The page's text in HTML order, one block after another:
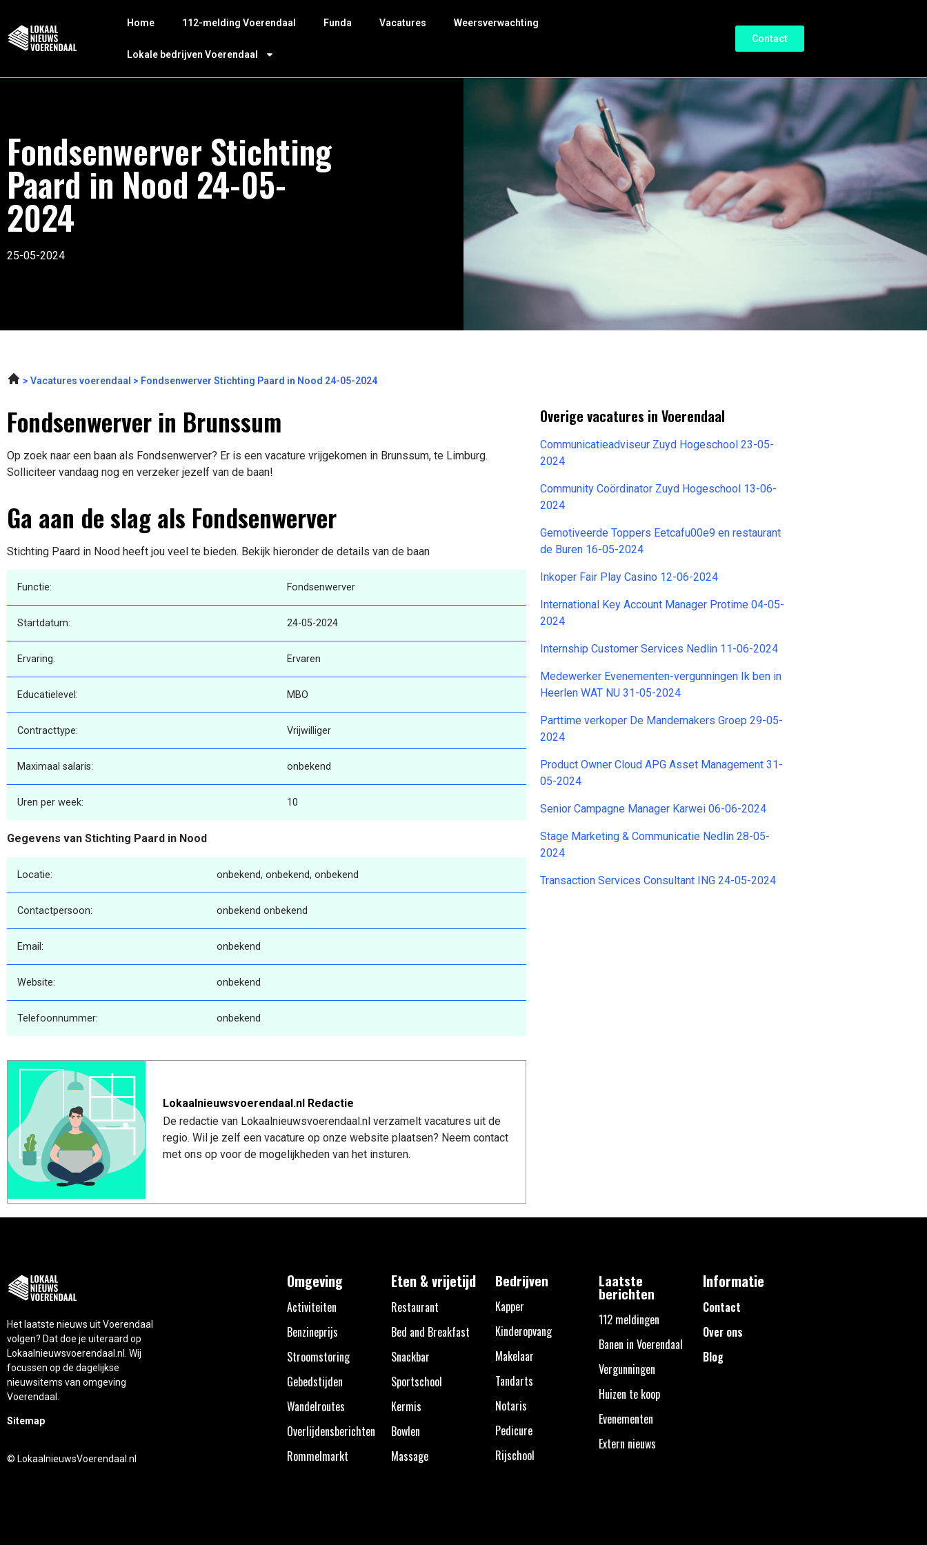
Home 112-melding Voerendaal Funda Vacatures Weersverwachting
Lokale bedrijven Voerendaal
Contact
Fondsenwerver Stichting
Paard in Nood 24-05-
2024
25-05-2024
Vacatures voerendaal Fondsenwerver Stichting Paard in Nood 24-05-2024
Fondsenwerver in Brunssum
Op zoek naar een baan als Fondsenwerver? Er is een vacature vrijgekomen in Brunssum, te Limburg.
Solliciteer vandaag nog en verzeker jezelf van de baan!
Ga aan de slag als Fondsenwerver
Stichting Paard in Nood heeft jou veel te bieden. Bekijk hieronder de details van de baan
Functie: Fondsenwerver
Startdatum: 24-05-2024
Ervaring: Ervaren
Educatielevel: MBO
Contracttype: Vrijwilliger
Maximaal salaris: onbekend
Uren per week: 10
Gegevens van Stichting Paard in Nood
Locatie: onbekend, onbekend, onbekend
Contactpersoon: onbekend onbekend
Email: onbekend
Website: onbekend
Telefoonnummer: onbekend
Lokaalnieuwsvoerendaal.nl Redactie
De redactie van Lokaalnieuwsvoerendaal.nl verzamelt vacatures uit de
regio. Wil je zelf een vacature op onze website plaatsen? Neem contact
met ons op voor de mogelijkheden van het insturen.
Overige vacatures in Voerendaal
Communicatieadviseur Zuyd Hogeschool 23-05-
2024
Community Coördinator Zuyd Hogeschool 13-06-
2024
Gemotiveerde Toppers Eetcafu00e9 en restaurant
de Buren 16-05-2024
Inkoper Fair Play Casino 12-06-2024
International Key Account Manager Protime 04-05-
2024
Internship Customer Services Nedlin 11-06-2024
Medewerker Evenementen-vergunningen Ik ben in
Heerlen WAT NU 31-05-2024
Parttime verkoper De Mandemakers Groep 29-05-
2024
Product Owner Cloud APG Asset Management 31-
05-2024
Senior Campagne Manager Karwei 06-06-2024
Stage Marketing & Communicatie Nedlin 28-05-
2024
Transaction Services Consultant ING 24-05-2024
Het laatste nieuws uit Voerendaal
volgen? Dat doe je uiteraard op
Lokaalnieuwsvoerendaal.nl. Wij
focussen op de dagelijkse
nieuwsitems van omgeving
Voerendaal.
Sitemap
© LokaalnieuwsVoerendaal.nl
Omgeving
Activiteiten
Benzineprijs
Stroomstoring
Gebedstijden
Wandelroutes
Overlijdensberichten
Rommelmarkt
Eten & vrijetijd
Restaurant
Bed and Breakfast
Snackbar
Sportschool
Kermis
Bowlen
Massage
Bedrijven
Kapper
Kinderopvang
Makelaar
Tandarts
Notaris
Pedicure
Rijschool
Laatste
berichten
112 meldingen
Banen in Voerendaal
Vergunningen
Huizen te koop
Evenementen
Extern nieuws
Informatie
Contact
Over ons
Blog